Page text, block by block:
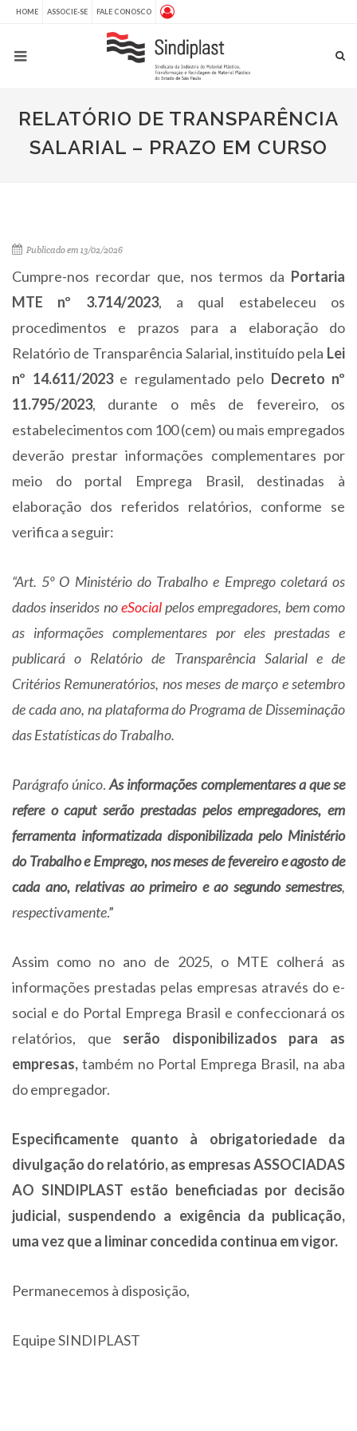
HOME ASSOCIE-SE FALE CONOSCO
RELATÓRIO DE TRANSPARÊNCIA
SALARIAL – PRAZO EM CURSO
Publicado em 13/02/2026
Cumpre-nos recordar que, nos termos da Portaria
MTE nº 3.714/2023, a qual estabeleceu os
procedimentos e prazos para a elaboração do
Relatório de Transparência Salarial, instituído pela Lei
nº 14.611/2023e regulamentado pelo Decreto nº
11.795/2023, durante o mês de fevereiro, os
estabelecimentos com 100 (cem) ou mais empregados
deverão prestar informações complementares por
meio do portal Emprega Brasil, destinadas à
elaboração dos referidos relatórios, conforme se
verifica a seguir:
“Art. 5º O Ministério do Trabalho e Emprego coletará os
dados inseridos noeSocialpelos empregadores, bem como
as informações complementares por eles prestadas e
publicará o Relatório de Transparência Salarial e de
Critérios Remuneratórios, nos meses de março e setembro
de cada ano, na plataforma do Programa de Disseminação
das Estatísticas do Trabalho.
Parágrafo único.As informações complementares a que se
refere o caput serão prestadas pelos empregadores, em
ferramenta informatizada disponibilizada pelo Ministério
do Trabalho e Emprego, nos meses de fevereiro e agosto de
cada ano, relativas ao primeiro e ao segundo semestres,
respectivamente.”
Assim como no ano de 2025, o MTE colherá as
informações prestadas pelas empresas através do e-
social e do Portal Emprega Brasil e confeccionará os
relatórios, que serão disponibilizados para as
empresas,também no Portal Emprega Brasil, na aba
do empregador.
Especificamente quanto à obrigatoriedade da
divulgação do relatório, as empresas ASSOCIADAS
AO SINDIPLAST estão beneficiadas por decisão
judicial, suspendendo a exigência da publicação,
uma vez que a liminar concedida continua em vigor.
Permanecemos à disposição,
Equipe SINDIPLAST